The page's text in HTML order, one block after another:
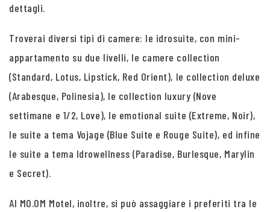
dettagli.
Troverai diversi tipi di camere: le idrosuite, con mini-
appartamento su due livelli, le camere collection
(Standard, Lotus, Lipstick, Red Orient), le collection deluxe
(Arabesque, Polinesia), le collection luxury (Nove
settimane e 1/2, Love), le emotional suite (Extreme, Noir),
le suite a tema Vojage (Blue Suite e Rouge Suite), ed infine
le suite a tema Idrowellness (Paradise, Burlesque, Marylin
e Secret).
Al MO.OM Motel, inoltre, si può assaggiare i preferiti tra le